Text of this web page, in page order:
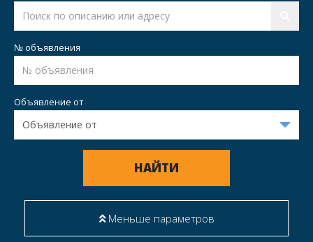
№ объявления
Объявление от
НАЙТИ
Меньше параметров